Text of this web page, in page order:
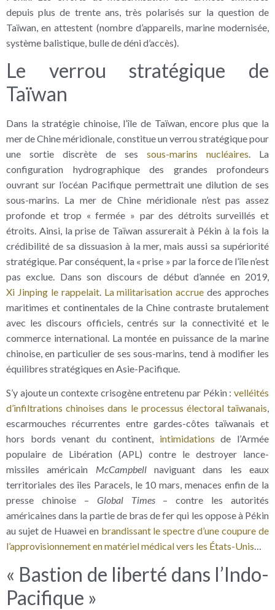
depuis plus de trente ans, très polarisés sur la question de
Taïwan, en attestent (nombre d’appareils, marine modernisée,
système balistique, bulle de déni d’accès).
Le verrou stratégique de
Taïwan
Dans la stratégie chinoise, l’île de Taïwan, encore plus que la
mer de Chine méridionale, constitue un verrou stratégique pour
une sortie discrète de ses sous-marins nucléaires. La
configuration hydrographique des grandes profondeurs
ouvrant sur l’océan Pacifique permettrait une dilution de ses
sous-marins. La mer de Chine méridionale n’est pas assez
profonde et trop « fermée » par des détroits surveillés et
étroits. Ainsi, la prise de Taïwan assurerait à Pékin à la fois la
crédibilité de sa dissuasion à la mer, mais aussi sa supériorité
stratégique. Par conséquent, la « prise » par la force de l’île n’est
pas exclue. Dans son discours de début d’année en 2019,
Xi Jinping le rappelait. La militarisation accrue des approches
maritimes et continentales de la Chine contraste brutalement
avec les discours officiels, centrés sur la connectivité et le
commerce international. La montée en puissance de la marine
chinoise, en particulier de ses sous-marins, tend à modifier les
équilibres stratégiques en Asie-Pacifique.
S’y ajoute un contexte crisogène entretenu par Pékin : velléités
d’infiltrations chinoises dans le processus électoral taïwanais,
escarmouches récurrentes entre gardes-côtes taïwanais et
hors bords venant du continent, intimidations de l’Armée
populaire de Libération (APL) contre le destroyer lance-
missiles américain McCampbellnaviguant dans les eaux
territoriales des îles Paracels, le 10 mars, menaces enfin de la
presse chinoise – Global Times– contre les autorités
américaines dans la partie de bras de fer qui les oppose à Pékin
au sujet de Huawei en brandissant le spectre d’une coupure de
l’approvisionnement en matériel médical vers les États-Unis…
« Bastion de liberté dans l’Indo-
Pacifique »